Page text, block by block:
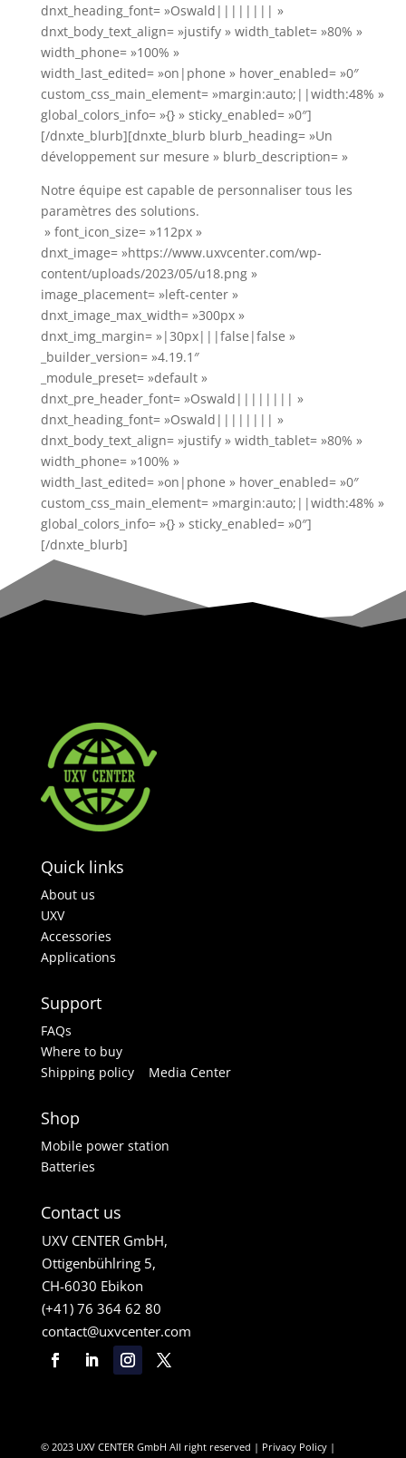
dnxt_heading_font= »Oswald|||||||| »
dnxt_body_text_align= »justify » width_tablet= »80% »
width_phone= »100% »
width_last_edited= »on|phone » hover_enabled= »0″
custom_css_main_element= »margin:auto;||width:48% »
global_colors_info= »{} » sticky_enabled= »0″]
[/dnxte_blurb][dnxte_blurb blurb_heading= »Un
développement sur mesure » blurb_description= »
Notre équipe est capable de personnaliser tous les
paramètres des solutions.
» font_icon_size= »112px »
dnxt_image= »https://www.uxvcenter.com/wp-
content/uploads/2023/05/u18.png »
image_placement= »left-center »
dnxt_image_max_width= »300px »
dnxt_img_margin= »|30px|||false|false »
_builder_version= »4.19.1″
_module_preset= »default »
dnxt_pre_header_font= »Oswald|||||||| »
dnxt_heading_font= »Oswald|||||||| »
dnxt_body_text_align= »justify » width_tablet= »80% »
width_phone= »100% »
width_last_edited= »on|phone » hover_enabled= »0″
custom_css_main_element= »margin:auto;||width:48% »
global_colors_info= »{} » sticky_enabled= »0″]
[/dnxte_blurb]
Quick links
About us
UXV
Accessories
Applications
Support
FAQs
Where to buy
Shipping policy Media Center
Shop
Mobile power station
Batteries
Contact us
UXV CENTER GmbH,
Ottigenbühlring 5,
CH-6030 Ebikon
(+41) 76 364 62 80
contact@uxvcenter.com
© 2023 UXV CENTER GmbH All right reserved | Privacy Policy|